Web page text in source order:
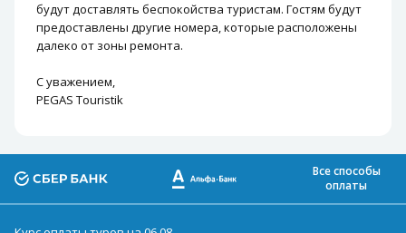
будут доставлять беспокойства туристам. Гостям будут
предоставлены другие номера, которые расположены
далеко от зоны ремонта.
С уважением,
PEGAS Touristik
Все способы
оплаты